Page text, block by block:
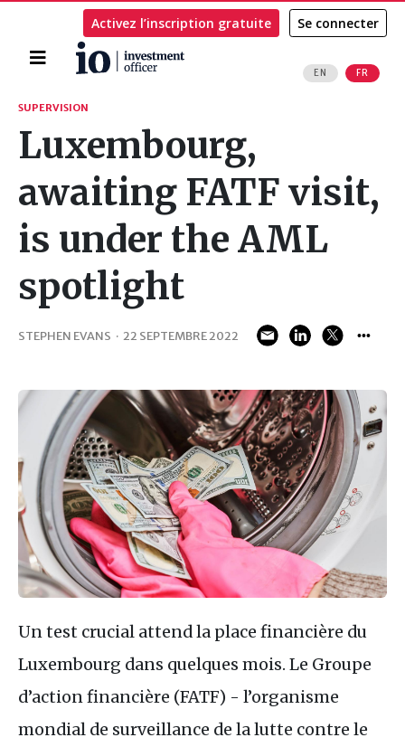
Accueil
EN FR
Activez l’inscription gratuite Se connecter
Rechercher
SUPERVISION
Luxembourg,
awaiting FATF visit,
is under the AML
spotlight
STEPHEN EVANS · 22 SEPTEMBRE 2022
Un test crucial attend la place financière du
Luxembourg dans quelques mois. Le Groupe
d’action financière (FATF) - l’organisme
mondial de surveillance de la lutte contre le